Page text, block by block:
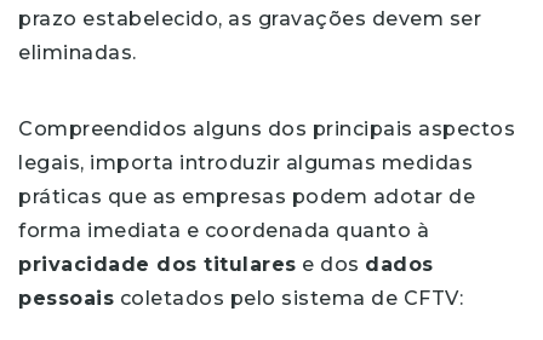
prazo estabelecido, as gravações devem ser
eliminadas.
Compreendidos alguns dos principais aspectos
legais, importa introduzir algumas medidas
práticas que as empresas podem adotar de
forma imediata e coordenada quanto à
privacidade dos titulares e dos dados
pessoais coletados pelo sistema de CFTV: